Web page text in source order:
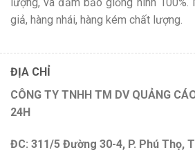
giả, hàng nhái, hàng kém chất lượng.
ĐỊA CHỈ
CÔNG TY TNHH TM DV QUẢNG
24H
ĐC: 311/5 Đường 30-4, P. Phú Thọ,